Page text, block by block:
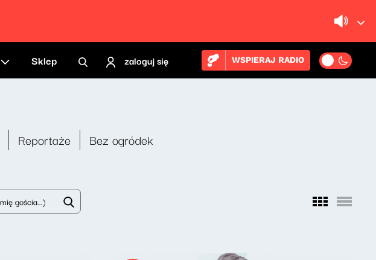
Sklep zaloguj się WSPIERAJ RADIO
Reportaże Bez ogródek